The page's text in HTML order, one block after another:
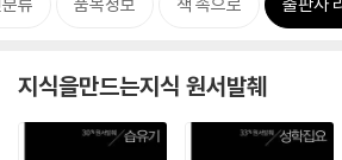
지식을만드는지식 원서발췌